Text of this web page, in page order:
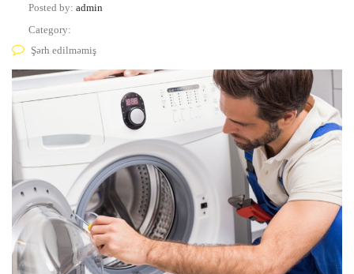
Posted by: admin
Category:
Şərh edilməmiş